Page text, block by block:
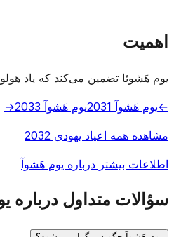
اهمیت
یوم هَشوئا تضمین می‌کند که یاد
←یوم هَشوآ 2031 یوم هَشوآ 2033 →
مشاهده همه اعیاد یهودی 2032
اطلاعات بیشتر درباره یوم هَشوآ
سؤالات متداول درباره